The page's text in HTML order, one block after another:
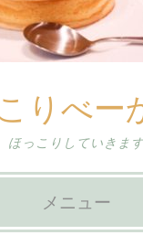
りべー
ほっこりしていきま
メニュー